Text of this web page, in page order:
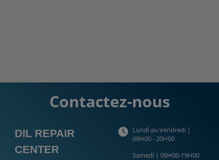
Contactez-nous
DIL REPAIR
CENTER
Lundi au Vendredi |
09H00 - 20H00
Samedi | 09H00-19H00